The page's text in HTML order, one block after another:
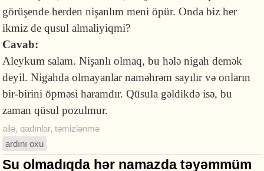
görüşende herden nişanlım meni öpür. Onda biz her
ikmiz de qusul almaliyiqmi?
Cavab:
Aleykum salam. Nişanlı olmaq, bu hələ nigah demək
deyil. Nigahda olmayanlar naməhrəm sayılır və onların
bir-birini öpməsi haramdır. Qüsula gəldikdə isə, bu
zaman qüsul pozulmur.
ailə,qadınlar,təmizlənmə
ardını oxu
Su olmadıqda hər namazda təyəmmüm